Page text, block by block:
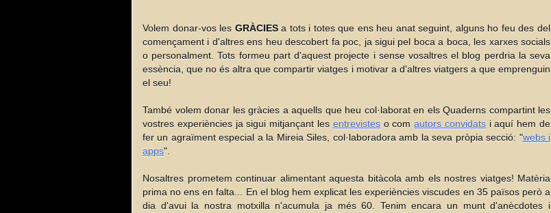
Volem donar-vos les GRÀCIESa tots i totes que ens heu anat seguint, alguns ho feu des del
començament i d'altres ens heu descobert fa poc, ja sigui pel boca a boca, les xarxes socials
o personalment. Tots formeu part d'aquest projecte i sense vosaltres el blog perdria la seva
essència, que no és altra que compartir viatges i motivar a d'altres viatgers a que emprenguin
el seu!
També volem donar les gràcies a aquells que heu col·laborat en els Quaderns compartint les
vostres experiències ja sigui mitjançant les entrevisteso comautors convidatsi aquí hem de
fer un agraïment especial a la Mireia Siles, col·laboradora amb la seva pròpia secció: "webs i
apps".
Nosaltres prometem continuar alimentant aquesta bitàcola amb els nostres viatges! Matèria
prima no ens en falta... En el blog hem explicat les experiències viscudes en 35 països però a
dia d'avui la nostra motxilla n'acumula ja més 60. Tenim encara un munt d'anècdotes i